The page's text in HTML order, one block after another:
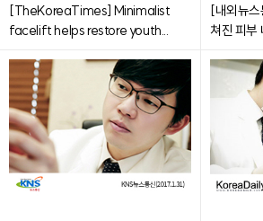
[TheKoreaTimes] Minimalist
facelift helps restore youth...
[내외뉴
쳐진 피부